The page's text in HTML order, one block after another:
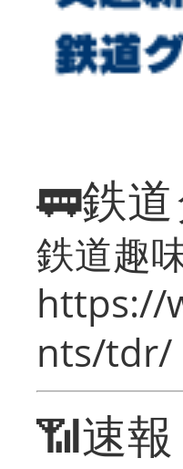
🚃鉄
鉄道趣
https://
nts/tdr/
📶速